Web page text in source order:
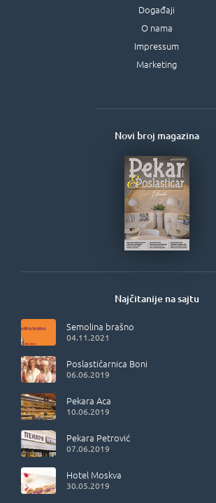
Događaji
O nama
Impressum
Marketing
Najčitanije na sajtu
Semolina brašno
04.11.2021
Poslastičarnica Boni
06.06.2019
Pekara Aca
10.06.2019
Pekara Petrović
07.06.2019
Hotel Moskva
30.05.2019
Novi broj magazina